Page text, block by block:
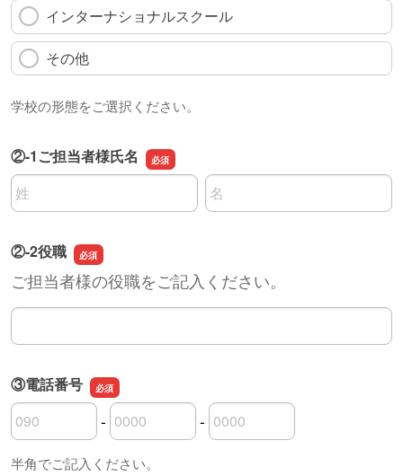
インターナショナルスクール
その他
学校の形態をご選択ください。
②-1ご担当者様氏名
名前の姓
名前の名
②-2役職
ご担当者様の役職をご記入ください。
②-2役職
③電話番号
③電話番号の市外局番
-
③電話番号の市内局番 -
③電話番号の加入者番号
半角でご記入ください。